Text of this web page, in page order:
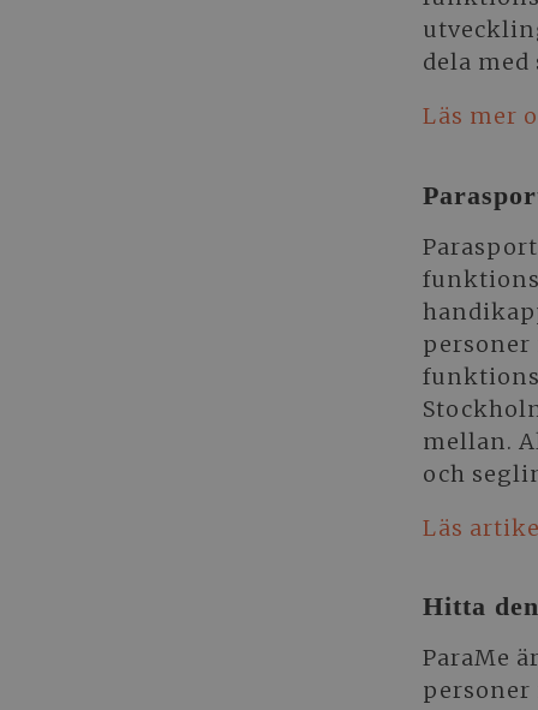
dela
Läs mer
mellan.
och
Läs
Hitta
ParaMe